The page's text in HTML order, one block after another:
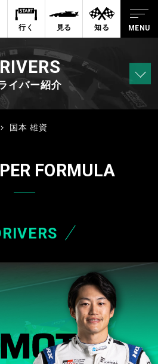
行く 見る 知る
イバー紹介
国本 雄資
FORMULA